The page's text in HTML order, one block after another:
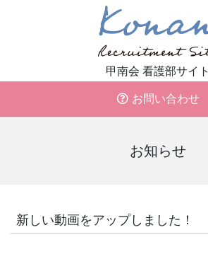
甲南会 看護部サイト
お問い合わせ
お知らせ
新しい動画をアップしました！